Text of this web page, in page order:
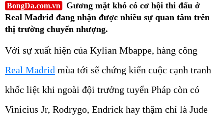
BongDa.com.vn
Gương mặt khó có cơ hội thi đấu ở
Real Madrid đang nhận được nhiều sự quan tâm trên
thị trường chuyển nhượng.
Với sự xuất hiện của Kylian Mbappe, hàng công
Real Madrid mùa tới sẽ chứng kiến cuộc cạnh tranh
khốc liệt khi ngoài đội trưởng tuyển Pháp còn có
Vinicius Jr, Rodrygo, Endrick hay thậm chí là Jude